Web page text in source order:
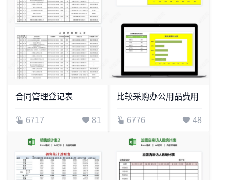
合同管理登记表
6717 81
比较采购办公用品费用
6776 48